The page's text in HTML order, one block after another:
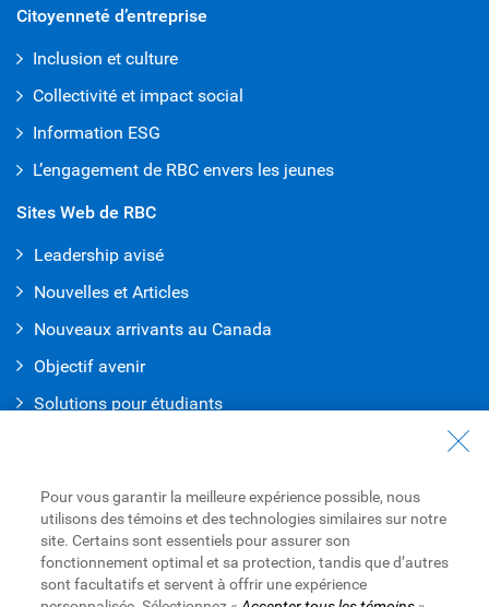
Citoyenneté d’entreprise
Inclusion et culture
Collectivité et impact social
Information ESG
L’engagement de RBC envers les jeunes
Sites Web de RBC
Leadership avisé
Nouvelles et Articles
Nouveaux arrivants au Canada
Objectif avenir
Solutions pour étudiants
Nous joindre
Trouvez une succursale ou un GAB
Prendre un rendez-vous
Pour vous garantir la meilleure expérience possible, nous
utilisons des témoins et des technologies similaires sur notre
site. Certains sont essentiels pour assurer son
fonctionnement optimal et sa protection, tandis que d’autres
sont facultatifs et servent à offrir une expérience